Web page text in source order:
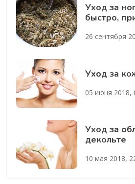
Уход за
быстро,
26 сентября
Уход за
05 июня 2018,
Уход за
декольте
10 мая 2018,